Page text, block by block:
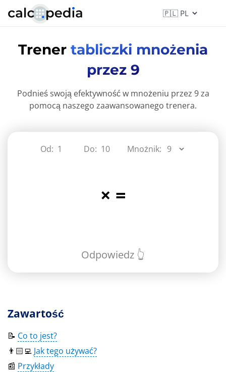
Trener tabliczki mnożenia
przez 9
Podnieś swoją efektywność w mnożeniu przez 9 za
pomocą naszego zaawansowanego trenera.
Od: Do: Mnożnik:
× =
Odpowiedz 👆
Zawartość
📝 Co to jest?
👨🏻‍💻 Jak tego używać?
📰 Przykłady